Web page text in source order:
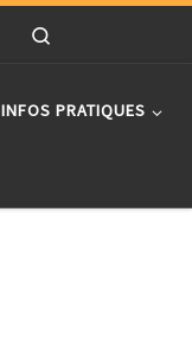
INFOS PRATIQUES